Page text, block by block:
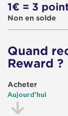
1€ = 3
Non en solde
Quand
Reward ?
Acheter
Aujourd'hui